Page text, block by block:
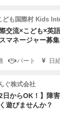
ども国際村 Kids
際交流×こども×英
マネージャー募集
パート 日
ぐ株式会社
2日からOK！】障
遊びませんか？